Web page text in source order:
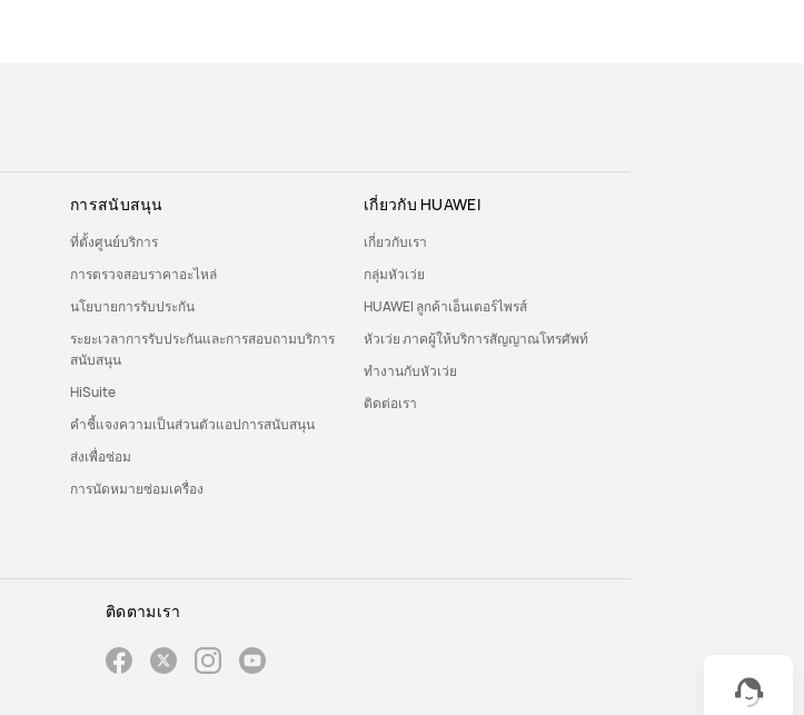
การสนับสนุน
ที่ตั้งศูนย์บริการ
การตรวจสอบราคาอะไหล่
นโยบายการรับประกัน
ระยะเวลาการรับประกันและการสอบถามบริการ
สนับสนุน
HiSuite
คำชี้แจงความเป็นส่วนตัวแอปการสนับสนุน
ส่งเพื่อซ่อม
การนัดหมายซ่อมเครื่อง
เกี่ยวกับ HUAWEI
เกี่ยวกับเรา
กลุ่มหัวเว่ย
HUAWEI ลูกค้าเอ็นเตอร์ไพรส์
หัวเว่ย ภาคผู้ให้บริการสัญญาณโทรศัพท์
ทำงานกับหัวเว่ย
ติดต่อเรา
ติดตามเรา